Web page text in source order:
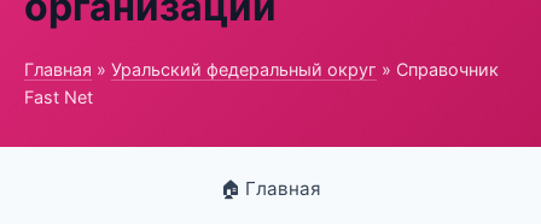
Главная » Уральский федеральный округ » Справочник
Fast Net
🏠 Главная